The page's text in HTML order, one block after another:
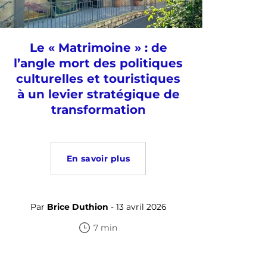
Le « Matrimoine » : de
l’angle mort des politiques
culturelles et touristiques
à un levier stratégique de
transformation
En savoir plus
Par Brice Duthion - 13 avril 2026
7 min